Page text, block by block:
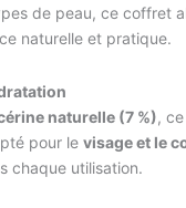
de peau, ce coffret
naturelle et pratique.
naturelle (7 %),
pour le visage et le
chaque utilisation.